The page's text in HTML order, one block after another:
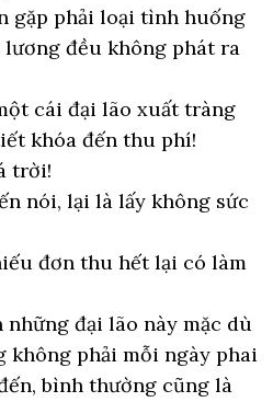
gặp phải loại tình huống
đều không phát ra
cái đại lão xuất tràng
khóa đến thu phí!
trời!
nói, lại là lấy không sức
đơn thu hết lại có làm
những đại lão này mặc dù
không phải mỗi ngày phai
bình thường cũng là